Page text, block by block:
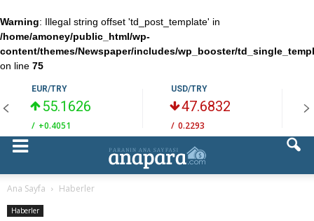
Warning: Illegal string offset 'td_post_template' in
/home/amoney/public_html/wp-
content/themes/Newspaper/includes/wp_booster/
on line 75
EUR/TRY
55.1626
/ +0.4051
USD/TRY
47.6832
/ 0.2293
Ana Sayfa Haberler
Haberler